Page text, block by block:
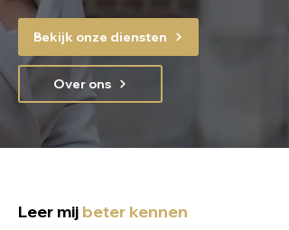
Bekijk onze diensten
Over ons
Leer mij beter kennen